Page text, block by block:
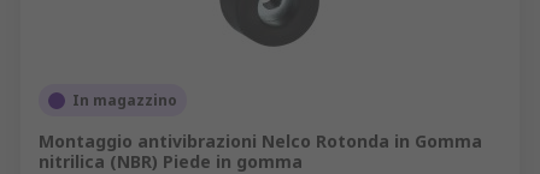
In magazzino
Montaggio antivibrazioni Nelco Rotonda in Gomma
nitrilica (NBR) Piede in gomma